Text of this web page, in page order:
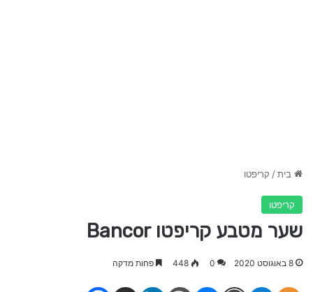
בית/ קריפטו
קריפטו
שער מטבע קריפטו Bancor
8 באוגוסט 2020 0
448 פחות מדקה